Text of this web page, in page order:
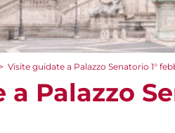
Visite guidate a Palazzo Senatorio 1°
Palazzo